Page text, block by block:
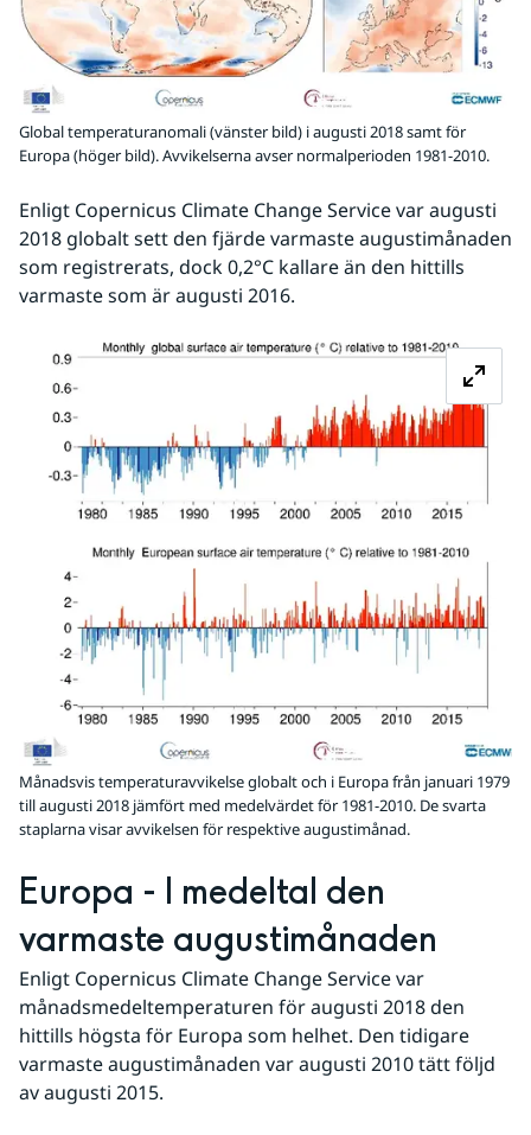
Global temperaturanomali (vänster bild) i augusti 2018 samt för
Europa (höger bild). Avvikelserna avser normalperioden 1981-2010.
Enligt Copernicus Climate Change Service var augusti
2018 globalt sett den fjärde varmaste augustimånaden
som registrerats, dock 0,2°C kallare än den hittills
varmaste som är augusti 2016.
Månadsvis temperaturavvikelse globalt och i Europa från januari 1979
till augusti 2018 jämfört med medelvärdet för 1981-2010. De svarta
staplarna visar avvikelsen för respektive augustimånad.
Europa - I medeltal den
varmaste augustimånaden
Enligt Copernicus Climate Change Service var
månadsmedeltemperaturen för augusti 2018 den
hittills högsta för Europa som helhet. Den tidigare
varmaste augustimånaden var augusti 2010 tätt följd
av augusti 2015.